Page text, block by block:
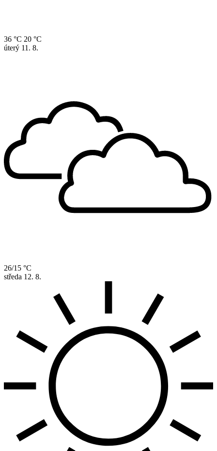
36 °C 20 °C
úterý 11. 8.
26/15 °C
středa 12. 8.